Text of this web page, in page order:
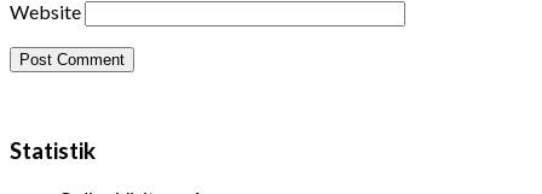
Website
Statistik